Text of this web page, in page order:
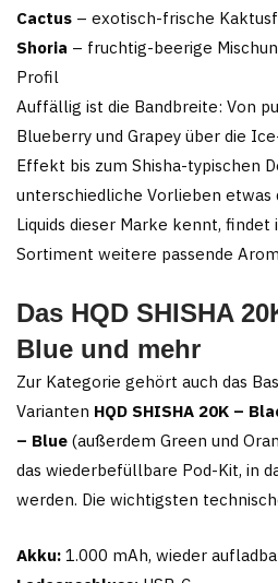
Cactus – exotisch-frische
Shoria – fruchtig-beerige
Profil
Auffällig ist die Bandbreite: Von
Blueberry und Grapey über die
Effekt bis zum Shisha-typischen
unterschiedliche Vorlieben etwas
Liquids dieser Marke kennt, findet
Sortiment weitere passende
Das HQD SHISHA
Blue und mehr
Zur Kategorie gehört auch das
Varianten HQD SHISHA 20K –
– Blue (außerdem Green und
das wiederbefüllbare Pod-Kit, in
werden. Die wichtigsten
Akku: 1.000 mAh, wieder